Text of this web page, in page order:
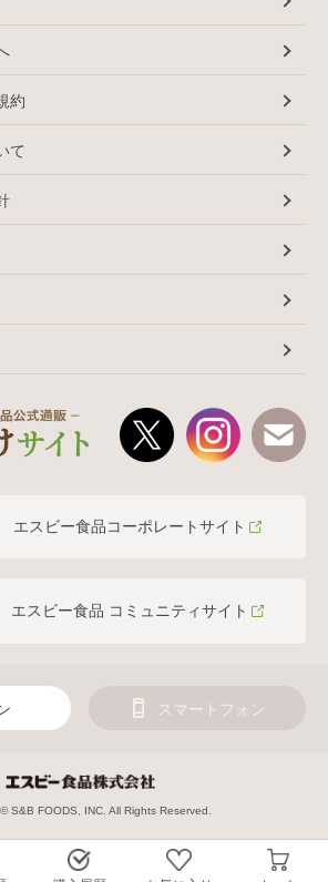
約
て
エスビー食品コーポレートサイト
エスビー食品 コミュニティサイト
スマートフォン
S&B FOODS, INC. All Rights Reserved.